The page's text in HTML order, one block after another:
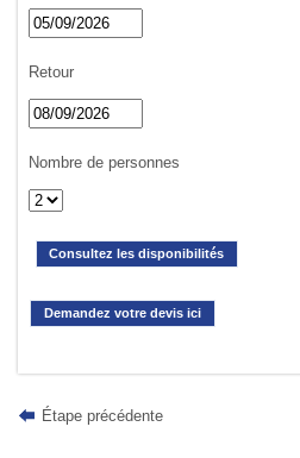
Retour
Nombre de personnes
Consultez les disponibilités
Demandez votre devis ici
Étape précédente